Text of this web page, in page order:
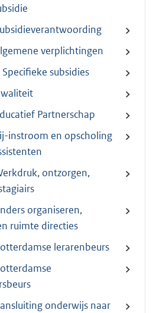
verplichtingen
subsidies
Partnerschap
instroom en opscholing
ontzorgen,
organiseren,
ruimte directies
lerarenbeurs
onderwijs naar